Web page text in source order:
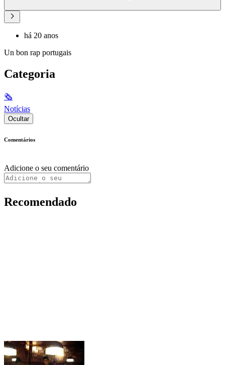
há 20 anos
Un bon rap portugais
Categoria
🗞
Notícias
Ocultar
Comentários
Adicione o seu comentário
Recomendado